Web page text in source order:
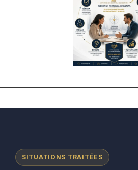
SITUATIONS TRAITÉES